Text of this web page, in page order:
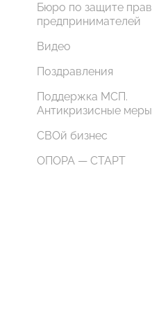
Бюро по защите прав
предпринимателей
Видео
Поздравления
Поддержка МСП.
Антикризисные меры
СВОй бизнес
ОПОРА — СТАРТ